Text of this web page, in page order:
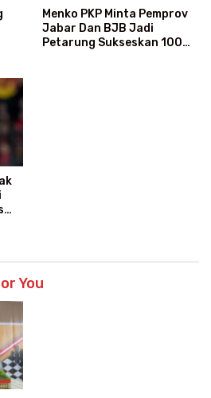
Menko PKP Minta Pemprov
Jabar Dan BJB Jadi
Petarung Sukseskan 100
You